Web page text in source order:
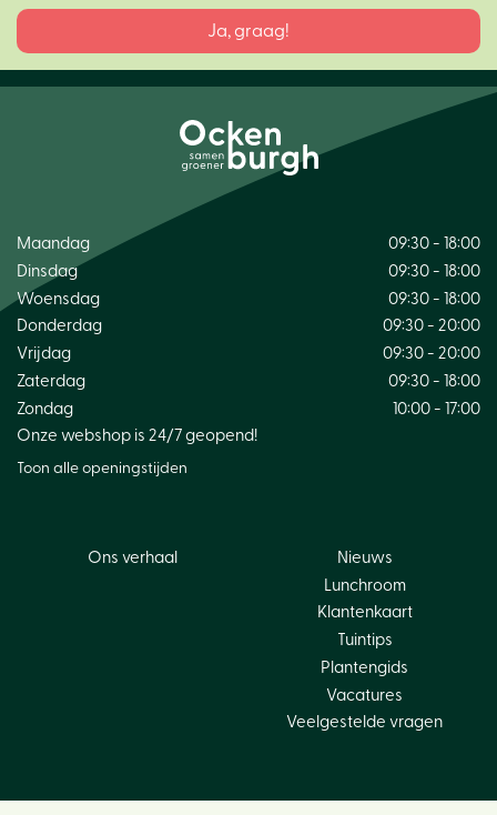
Maandag
09:30 - 18:00
Dinsdag
09:30 - 18:00
Woensdag
09:30 - 18:00
Donderdag
09:30 - 20:00
Vrijdag
09:30 - 20:00
Zaterdag
09:30 - 18:00
Zondag
10:00 - 17:00
Onze webshop is 24/7 geopend!
Toon alle openingstijden
Ons verhaal
Nieuws
Lunchroom
Klantenkaart
Tuintips
Plantengids
Vacatures
Veelgestelde vragen